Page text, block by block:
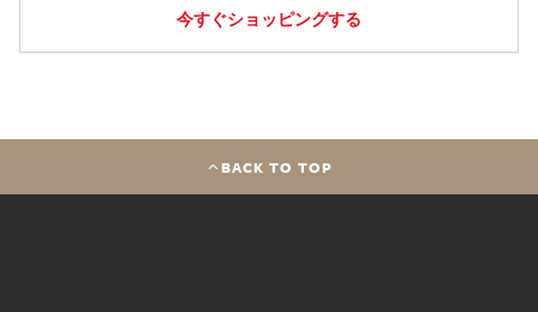
今すぐショッピングする
BACK TO TOP